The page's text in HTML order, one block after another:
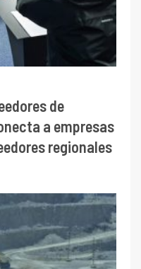
de
a empresas
regionales